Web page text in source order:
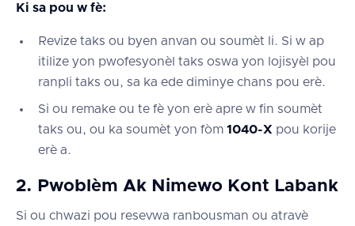
Ki sa pou w fè:
Revize taks ou byen anvan ou soumèt li. Si w ap
itilize yon pwofesyonèl taks oswa yon lojisyèl pou
ranpli taks ou, sa ka ede diminye chans pou erè.
Si ou remake ou te fè yon erè apre w fin soumèt
taks ou, ou ka soumèt yon fòm 1040-X pou korije
erè a.
2. Pwoblèm Ak Nimewo Kont Labank
Si ou chwazi pou resevwa ranbousman ou atravè